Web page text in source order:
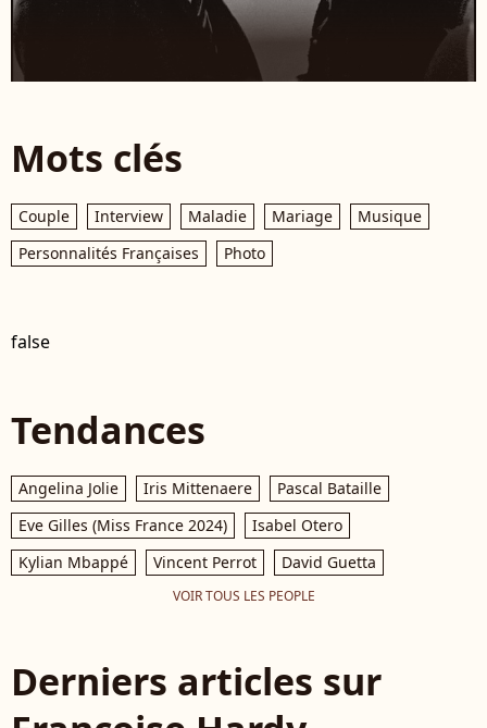
Mots clés
Couple Interview Maladie Mariage
Musique
Personnalités Françaises
Photo
false
Tendances
Angelina Jolie Iris Mittenaere
Pascal Bataille
Eve Gilles (Miss France 2024)
Isabel Otero
Kylian Mbappé
Vincent Perrot David Guetta
VOIR TOUS LES PEOPLE
Derniers articles sur